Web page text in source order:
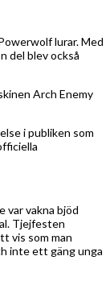
lurar. Med
del blev också
Arch Enemy
i publiken som
var vakna bjöd
Tjejfesten
vis som man
inte ett gäng unga